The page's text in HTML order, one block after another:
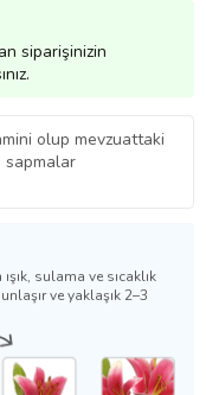
siparişinizin
olup mevzuattaki
sapmalar
sulama ve sıcaklık
ve yaklaşık 2–3